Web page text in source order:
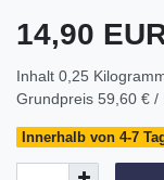
14,90
Inhalt 0,25
Grundpreis 59,60 € /
Innerhalb von 4-7